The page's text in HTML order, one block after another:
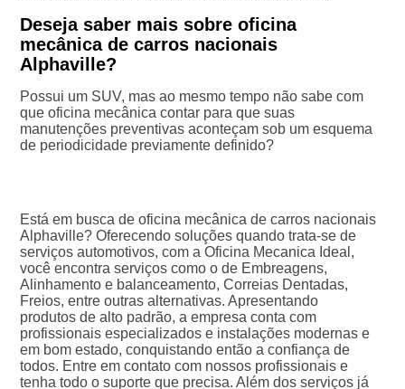
Deseja saber mais sobre oficina
mecânica de carros nacionais
Alphaville?
Possui um SUV, mas ao mesmo tempo não sabe com
que oficina mecânica contar para que suas
manutenções preventivas aconteçam sob um esquema
de periodicidade previamente definido?
Está em busca de oficina mecânica de carros nacionais
Alphaville? Oferecendo soluções quando trata-se de
serviços automotivos, com a Oficina Mecanica Ideal,
você encontra serviços como o de Embreagens,
Alinhamento e balanceamento, Correias Dentadas,
Freios, entre outras alternativas. Apresentando
produtos de alto padrão, a empresa conta com
profissionais especializados e instalações modernas e
em bom estado, conquistando então a confiança de
todos. Entre em contato com nossos profissionais e
tenha todo o suporte que precisa. Além dos serviços já